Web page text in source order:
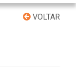
VOLTAR